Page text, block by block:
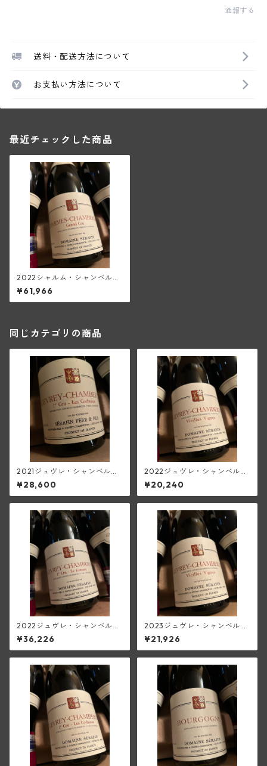
通報する
送料・配送方法について
お支払い方法について
最近チェックした商品
2022シャルム・シャンベルタ
ン・グラン・クリュ(セラファ
ン)
¥61,966
同じカテゴリの商品
2021ジュヴレ・シャンベルタ
ン1級レ・コルボー(セラファ
ン)
¥28,600
2022ジュヴレ・シャンベルタ
ンV.V.(セラファン)
¥20,240
2022ジュヴレ・シャンベルタ
ン1級ル・フォントニー(セラフ
ァン)
¥36,226
2023ジュヴレ・シャンベルタ
ンV.V.(セラファン)
¥21,926